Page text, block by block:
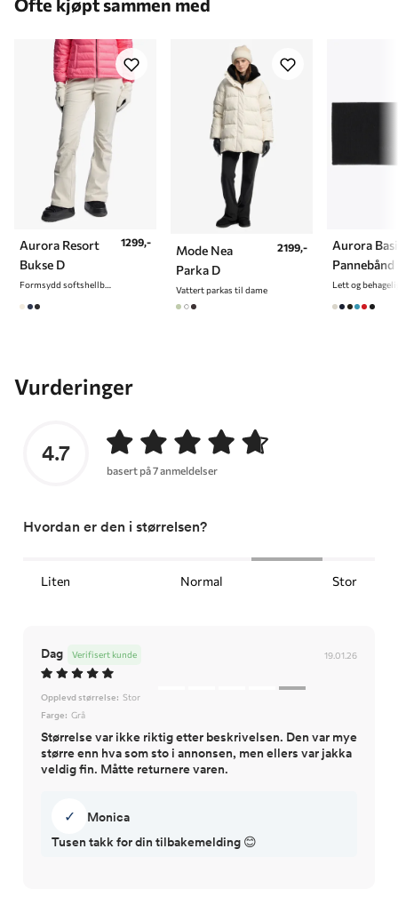
Aurora Resort
Bukse D
Formsydd softshellbukse til dame
1299,-
Mode Nea
Parka D
Vattert parkas til dame
2199,-
Aurora
Pannebånd
Vurderinger
4.7
basert på 7 anmeldelser
Hvordan er den i størrelsen?
Liten Normal Stor
Dag 19.01.26
Verifisert kunde
Opplevd størrelse: Stor
Farge: Grå
Størrelse var ikke riktig etter beskrivelsen. Den var mye
større enn hva som sto i annonsen, men ellers var jakka
veldig fin. Måtte returnere varen.
✓
Monica